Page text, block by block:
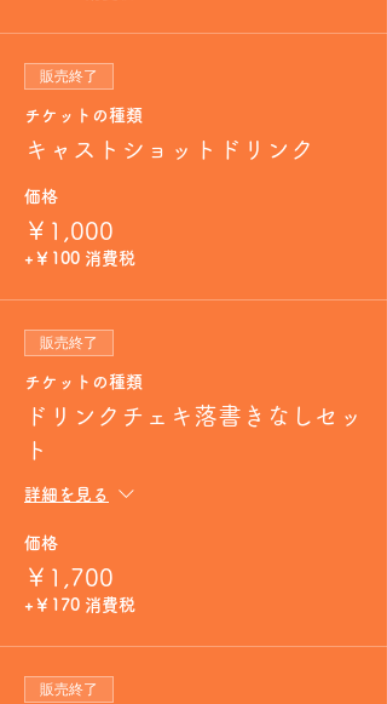
販売終了
チケットの種類
キャストショットドリンク
価格
￥1,000
+￥100 消費税
販売終了
チケットの種類
ドリンクチェキ落書きなしセッ
ト
詳細を見る
価格
￥1,700
+￥170 消費税
販売終了